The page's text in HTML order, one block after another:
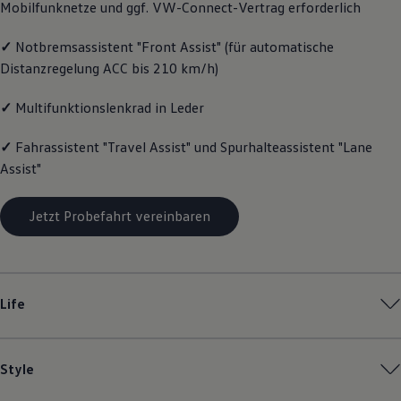
Magazin
Transport
Familie
Pannen- und Unfallhilfe
Mobilfunknetze und ggf. VW-Connect-Vertrag erforderlich
✓ Notbremsassistent "Front Assist" (für automatische
Distanzregelung ACC bis 210 km/h)
✓ Multifunktionslenkrad in Leder
✓ Fahrassistent "Travel Assist" und Spurhalteassistent "Lane
Assist"
Jetzt Probefahrt vereinbaren
Life
Style